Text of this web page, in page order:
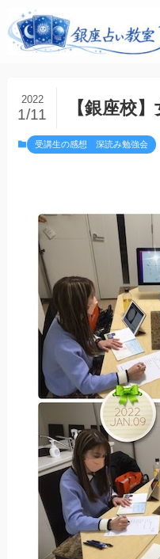
【銀座校
2022
1/11
受講生の感想 深読み勉強会